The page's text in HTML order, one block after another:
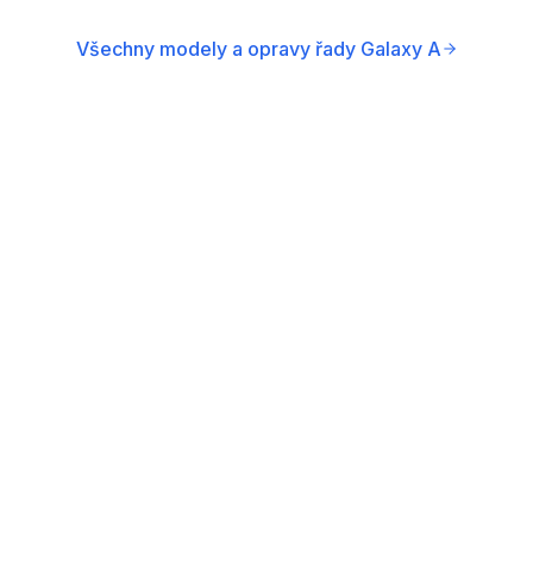
Všechny modely a opravy řady Galaxy A